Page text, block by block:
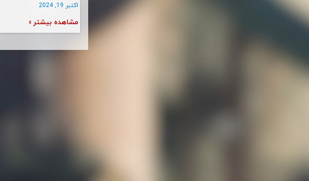
اکتبر 19, 2024
مشاهده بیشتر »